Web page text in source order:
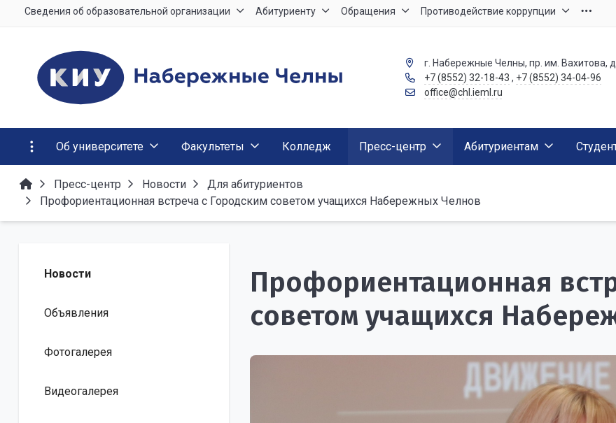
Сведения об образовательной организации Абитуриенту Обращения Противодействие коррупции
г. Набережные Челны, пр. им. Вахитова,
+7 (8552) 32-18-43 , +7 (8552) 34-04-96
office@chl.ieml.ru
Об университете Факультеты Колледж Пресс-центр Абитуриентам
Пресс-центр Новости
Для абитуриентов
Профориентационная встреча с Городским советом учащихся Набережных Челнов
Новости
Объявления
Фотогалерея
Видеогалерея
Профориентационная
советом учащихся